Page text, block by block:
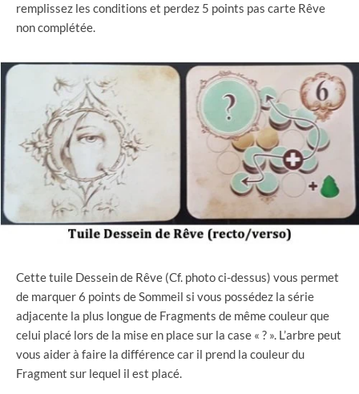
remplissez les conditions et perdez 5 points pas carte Rêve
non complétée.
Cette tuile Dessein de Rêve (Cf. photo ci-dessus) vous permet
de marquer 6 points de Sommeil si vous possédez la série
adjacente la plus longue de Fragments de même couleur que
celui placé lors de la mise en place sur la case « ? ». L’arbre peut
vous aider à faire la différence car il prend la couleur du
Fragment sur lequel il est placé.